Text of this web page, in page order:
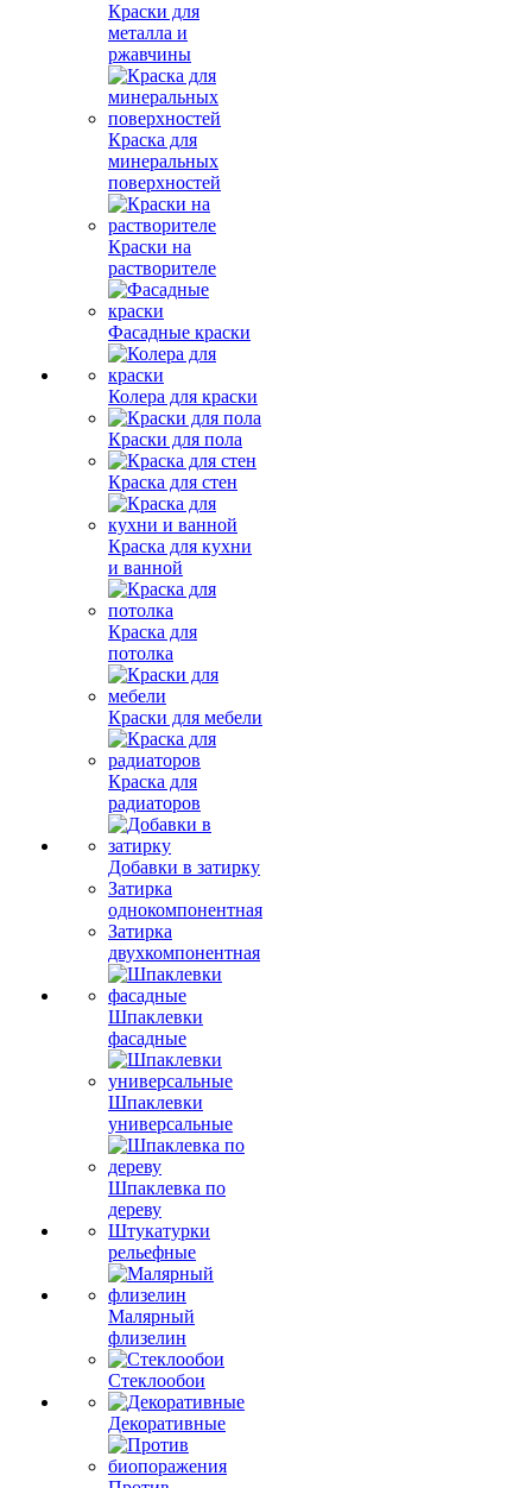
Краски для
металла и
ржавчины
Краска для
минеральных
поверхностей
Краски на
растворителе
Фасадные краски
Колера для краски
Краски для пола
Краска для стен
Краска для кухни
и ванной
Краска для
потолка
Краски для мебели
Краска для
радиаторов
Добавки в затирку
Затирка
однокомпонентная
Затирка
двухкомпонентная
Шпаклевки
фасадные
Шпаклевки
универсальные
Шпаклевка по
дереву
Штукатурки
рельефные
Малярный
флизелин
Стеклообои
Декоративные